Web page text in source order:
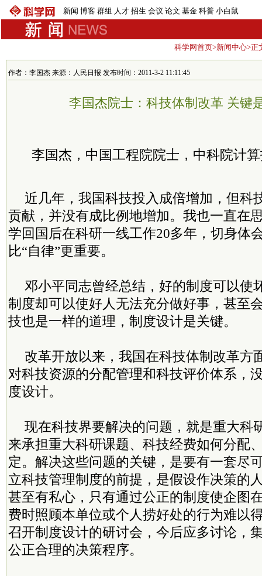
新闻 博客 群组 人才 招生 会议 论文 基金 科普 小白鼠
科学网首页>新闻中心>正
作者：李国杰 来源：人民日报 发布时间：2011-3-2 11:11:45
李国杰院士：科技体制改革 关键
李国杰，中国工程院院士，中科院计
近几年，我国科技投入成倍增加，但科
贡献，并没有成比例地增加。我也一直在
学回国后在科研一线工作20多年，切身体
比“自律”更重要。
邓小平同志曾经总结，好的制度可以使
制度却可以使好人无法充分做好事，甚至
技也是一样的道理，制度设计是关键。
改革开放以来，我国在科技体制改革方
对科技资源的分配管理和科技评价体系，
度设计。
现在科技界要解决的问题，就是重大科
来承担重大科研课题、科技经费如何分配
定。解决这些问题的关键，是要有一套尽
立科技管理制度的前提，是假设作决策的
甚至有私心，只有通过公正的制度使企图
费时照顾本单位或个人捞好处的行为难以
召开制度设计的研讨会，今后应多讨论，
公正合理的决策程序。